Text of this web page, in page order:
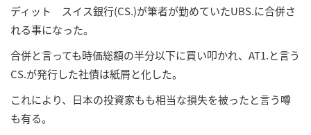
ディット スイス銀行(CS.)が筆者が勤めていたUBS.に合併さ
れる事になった。
合併と言っても時価総額の半分以下に買い叩かれ、AT1.と言う
CS.が発行した社債は紙屑と化した。
これにより、日本の投資家もも相当な損失を被ったと言う噂
も有る。